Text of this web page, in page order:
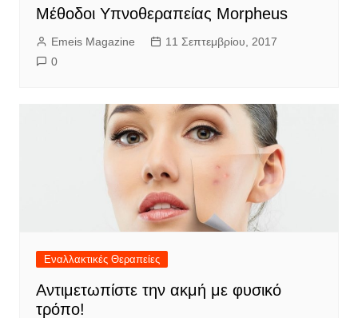
Μέθοδοι Υπνοθεραπείας Morpheus
Emeis Magazine
11 Σεπτεμβρίου, 2017
0
Εναλλακτικές Θεραπείες
Αντιμετωπίστε την ακμή με φυσικό
τρόπο!